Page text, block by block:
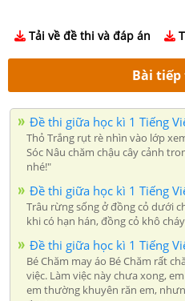
Tải về đề thi và đáp án
Bài
Đề thi giữa học kì 1 Tiếng
Thỏ Trắng rụt rè nhìn vào lớp
Sóc Nâu chăm chậu cây cảnh
nhé!"
Đề thi giữa học kì 1 Tiếng
Trâu rừng sống ở đồng cỏ dưới
khi có hạn hán, đồng cỏ khô
Đề thi giữa học kì 1 Tiếng
Bé Chăm may áo Bé Chăm rất
việc. Làm việc này chưa xong,
em thường khuyên răn em,